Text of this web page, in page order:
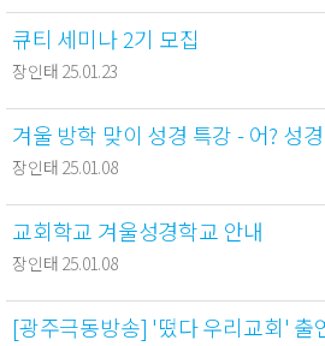
큐티 세미나 2기 모집
장인태 25.01.23
겨울 방학 맞이 성경 특강 - 어? 성
장인태 25.01.08
교회학교 겨울성경학교 안내
장인태 25.01.08
[광주극동방송] '떴다 우리교회' 출